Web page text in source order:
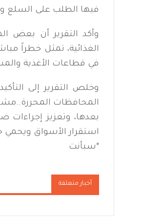
فيها الطلب على السلع
وأكد التقرير أن بعض
الغذائية، تمثل خطراً
في قطاعات الأغذية
وخلص التقرير إلى
المحافظات
بعدها، وتعزيز
استقرار الأسواق
*سبأنت
أخبار متعلقة